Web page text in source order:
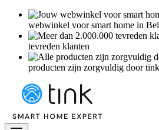
webwinkel voor smart home in
tevreden klanten
producten zijn zorgvuldig door